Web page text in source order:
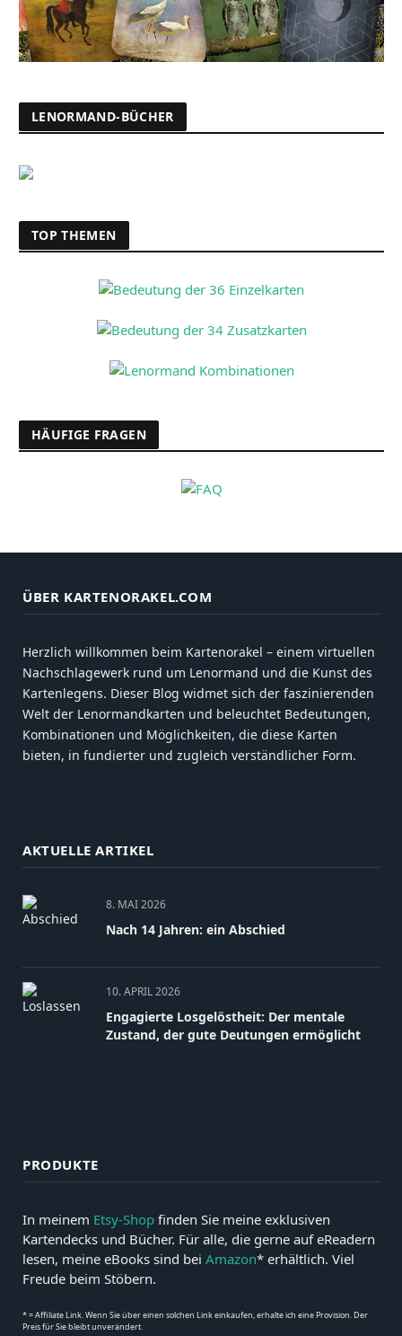
LENORMAND-BÜCHER
TOP THEMEN
HÄUFIGE FRAGEN
ÜBER KARTENORAKEL.COM
Herzlich willkommen beim Kartenorakel – einem virtuellen
Nachschlagewerk rund um Lenormand und die Kunst des
Kartenlegens. Dieser Blog widmet sich der faszinierenden
Welt der Lenormandkarten und beleuchtet Bedeutungen,
Kombinationen und Möglichkeiten, die diese Karten
bieten, in fundierter und zugleich verständlicher Form.
AKTUELLE ARTIKEL
8. MAI 2026
Nach 14 Jahren: ein Abschied
10. APRIL 2026
Engagierte Losgelöstheit: Der mentale
Zustand, der gute Deutungen ermöglicht
PRODUKTE
In meinem Etsy-Shop finden Sie meine exklusiven
Kartendecks und Bücher. Für alle, die gerne auf eReadern
lesen, meine eBooks sind bei Amazon* erhältlich. Viel
Freude beim Stöbern.
* = Affiliate Link. Wenn Sie über einen solchen Link einkaufen, erhalte ich eine Provision. Der
Preis für Sie bleibt unverändert.